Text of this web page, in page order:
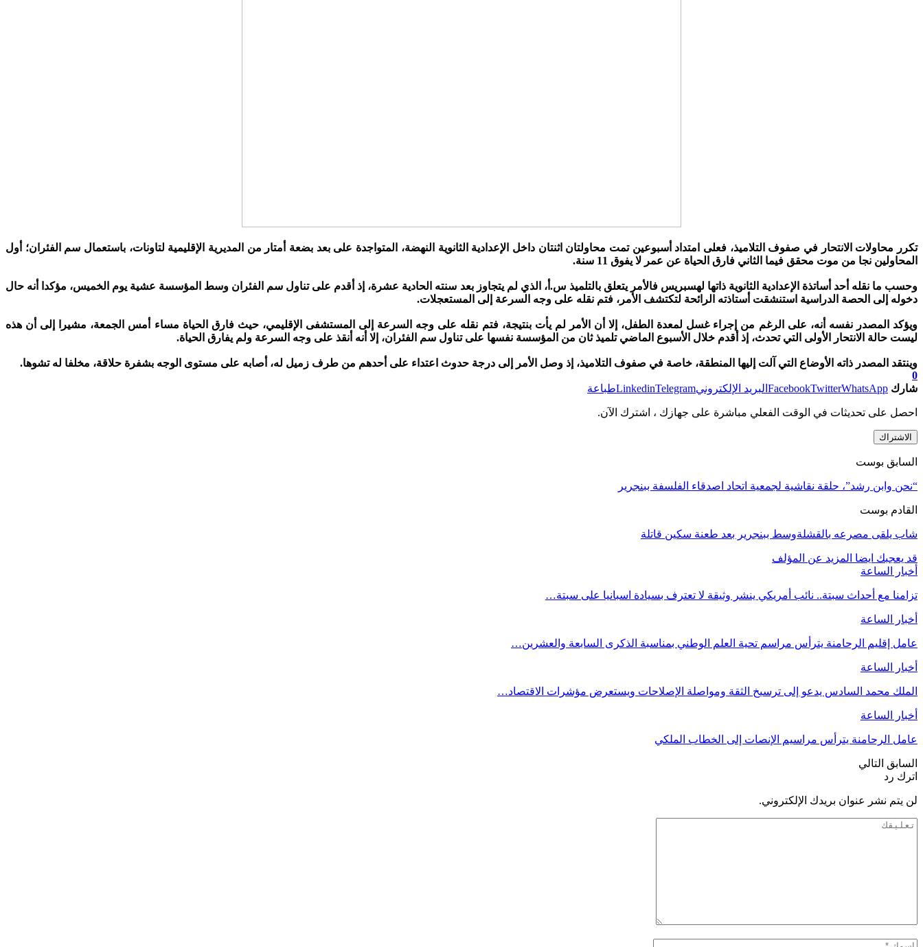
تكرر محاولات الانتحار في صفوف التلاميذ، فعلى امتداد أسبوعين تمت محاولتان اثنتان داخل الإعدادية الثانوية النهضة، المتواجدة على بعد بضعة أمتار من المديرية الإقليمية لتاونات، باستعمال سم الفئران؛ أول
المحاولين نجا من موت محقق فيما الثاني فارق الحياة عن عمر لا يفوق 11 سنة.
وحسب ما نقله أحد أساتذة الإعدادية الثانوية ذاتها لهسبريس فالأمر يتعلق بالتلميذ س.أ، الذي لم يتجاوز بعد سنته الحادية عشرة، إذ أقدم على تناول سم الفئران وسط المؤسسة عشية يوم الخميس، مؤكدا أنه حال
دخوله إلى الحصة الدراسية استنشقت أستاذته الرائحة لتكتشف الأمر، فتم نقله على وجه السرعة إلى المستعجلات.
ويؤكد المصدر نفسه أنه، على الرغم من إجراء غسل لمعدة الطفل، إلا أن الأمر لم يأت بنتيجة، فتم نقله على وجه السرعة إلى المستشفى الإقليمي، حيث فارق الحياة مساء أمس الجمعة، مشيرا إلى أن هذه
ليست حالة الانتحار الأولى التي تحدث، إذ أقدم خلال الأسبوع الماضي تلميذ ثان من المؤسسة نفسها على تناول سم الفئران، إلا أنه أنقذ على وجه السرعة ولم يفارق الحياة.
وينتقد المصدر ذاته الأوضاع التي آلت إليها المنطقة، خاصة في صفوف التلاميذ، إذ وصل الأمر إلى درجة حدوث اعتداء على أحدهم من طرف زميل له، أصابه على مستوى الوجه بشفرة حلاقة، مخلفا له تشوها.
0
شارك
FacebookTwitterWhatsApp البريد الإلكتروني LinkedinTelegram طباعة
احصل على تحديثات في الوقت الفعلي مباشرة على جهازك ، اشترك الآن.
الاشتراك
السابق بوست
“نحن وابن رشد”، حلقة نقاشية لجمعية اتحاد اصدقاء الفلسفة ببنجرير
القادم بوست
شاب يلقى مصرعه بالقشلةوسط ببنجرير بعد طعنة سكين قاتلة
قد يعجبك ايضا المزيد عن المؤلف
أخبار الساعة
تزامنا مع أحداث سبتة.. نائب أمريكي ينشر وثيقة لا تعترف بسيادة اسبانيا على سبتة…
أخبار الساعة
عامل إقليم الرحامنة يترأس مراسم تحية العلم الوطني بمناسبة الذكرى السابعة والعشرين…
أخبار الساعة
الملك محمد السادس يدعو إلى ترسيخ الثقة ومواصلة الإصلاحات ويستعرض مؤشرات الاقتصاد…
أخبار الساعة
عامل الرحامنة يترأس مراسيم الإنصات إلى الخطاب الملكي
السابق التالي
اترك رد
لن يتم نشر عنوان بريدك الإلكتروني.